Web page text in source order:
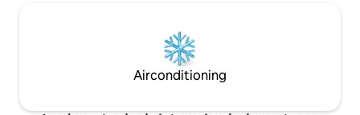
Airconditioning